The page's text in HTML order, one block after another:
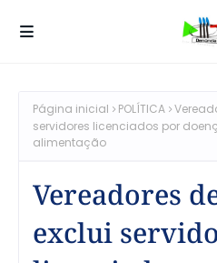
Página inicial POLÍTICA
servidores licenciados por
alimentação
Vereadores
exclui